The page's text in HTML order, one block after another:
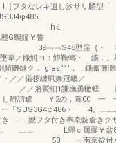
タなレキ遺し汐サリ麟型
ミ 門
G鯛鐘￥誓
39﹁﹁S48型窪｛・ 〃
葦／轍鱒コ：鱒鞠螂・ 鑛．。
頻磯鍵ク．ig’as”1’，，鋤蓄灘
儀拶纏蝋舞冠畿／
1謙撫勇轍軽 徽
醗謂罐 ￥2の，鳶00
・ 4。
撚フタ付き奉京錠倉きク
……… L縄￠属馨￥盆8
50 一南京錠付き